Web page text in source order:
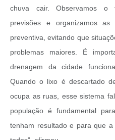
chuva cair. Observamos o
previsões e organizamos
preventiva, evitando que
problemas maiores. É
drenagem da cidade
Quando o lixo é descartado
ocupa as ruas, esse sistema
população é fundamental
tenham resultado e para que